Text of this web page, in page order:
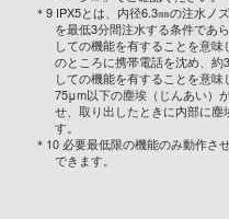
＊9 IPX5とは、内径6.3㎜の注水ノ
を最低3分間注水する条件であ
しての機能を有することを意
のところに携帯電話を沈め、
しての機能を有することを意
75μm以下の塵埃（じんあい）
せ、取り出したときに内部に
す。
＊10 必要最低限の機能のみ動作さ
できます。